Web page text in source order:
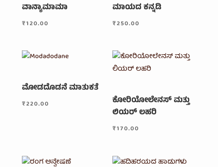
ವಾನ್ಯಾಮಾಮಾ
₹120.00
ಮಾಯದ ಕನ್ನಡಿ
₹250.00
ಮೋಡದೊಡನೆ ಮಾತುಕತೆ
₹220.00
ಕೋರಿಯೋಲೇನಸ್ ಮತ್ತು
ಲಿಯರ್ ಲಹರಿ
₹170.00